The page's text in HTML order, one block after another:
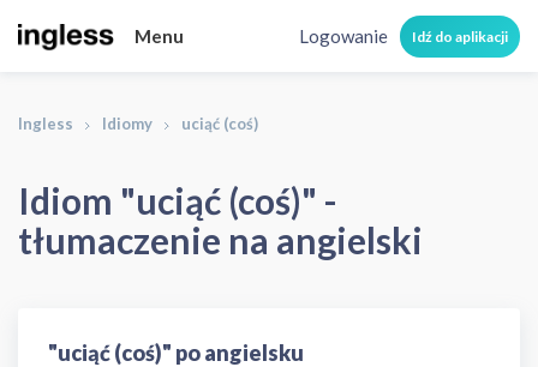
Menu Logowanie Idź do aplikacji
Ingless Idiomy uciąć (coś)
Idiom "uciąć (coś)" -
tłumaczenie na angielski
"uciąć (coś)" po angielsku